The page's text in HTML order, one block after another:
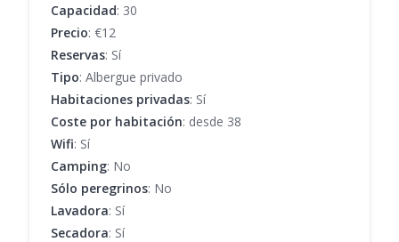
Capacidad: 30
Precio: €12
Reservas: Sí
Tipo: Albergue privado
Habitaciones privadas: Sí
Coste por habitación: desde 38
Wifi: Sí
Camping: No
Sólo peregrinos: No
Lavadora: Sí
Secadora: Sí